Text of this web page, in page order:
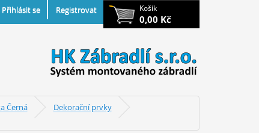
Košík
0,00 Kč
Přihlásit se Registrovat
Černá
Dekorační prvky